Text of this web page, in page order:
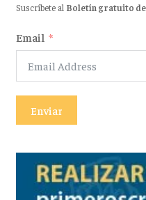
Suscríbete al Boletín gratuito
Email
Enviar